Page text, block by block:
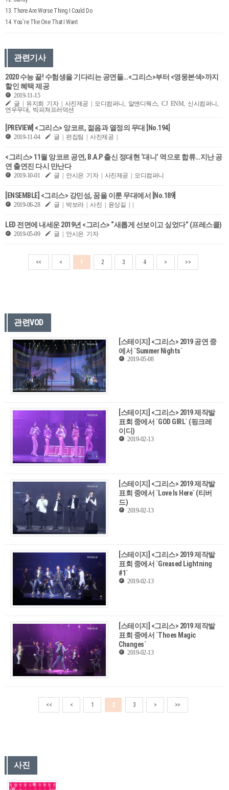
13. There Are Worse Thing I Could Do
14. You`re The One That I Want
관련기사
2020 수능 끝! 수험생을 기다리는 공연들…<그리스>부터 <영웅본색>까지
할인 혜택 제공
2019-11-15
글 | 유지희 기자 | 사진제공 | 오디컴퍼니, 알앤디웍스, CJ ENM, 신시컴퍼니,
연우무대, 빅피쳐프러덕션
[PREVIEW] <그리스> 앙코르​, 젊음과 열정의 무대 [No.194]
2019-11-04 글 | 편집팀 | 사진제공 |
<그리스> 11월 앙코르 공연, B.A.P 출신 정대현 ‘대니’ 역으로 합류…지난 공
연 출연진 다시 만난다
2019-10-01 글 | 안시은 기자 | 사진제공 | 오디컴퍼니
[ENSEMBLE] <그리스> 강민성, 꿈을 이룬 무대에서 [No.189]
2019-06-28 글 | 박보라 | 사진 | 윤상길 | |
LED 전면에 내세운 2019년 <그리스> “새롭게 선보이고 싶었다” (프레스콜)
2019-05-09 글 | 안시은 기자
<< < 1 2 3 4 > >>
관련VOD
[스테이지] <그리스> 2019 공연 중
에서 `Summer Nights`
2019-05-08
[스테이지] <그리스> 2019 제작발
표회 중에서 `GOD GIRL` (핑크레
이디)
2019-02-13
[스테이지] <그리스> 2019 제작발
표회 중에서 `Love Is Here` (티버
드)
2019-02-13
[스테이지] <그리스> 2019 제작발
표회 중에서 `Greased Lightning
#1`
2019-02-13
[스테이지] <그리스> 2019 제작발
표회 중에서 `Thoes Magic
Changes`
2019-02-13
<< < 1 2 3 > >>
사진